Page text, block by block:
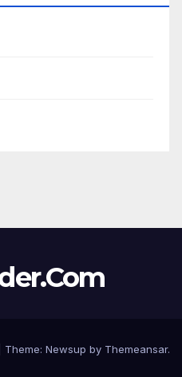
Theme: Newsup by Themeansar.